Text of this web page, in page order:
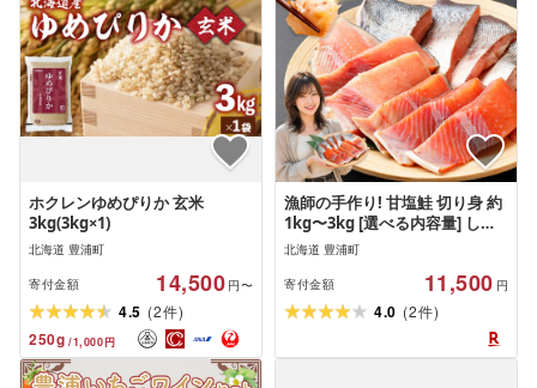
ホクレンゆめぴりか 玄米
3kg(3kg×1)
北海道 豊浦町
寄付金額 14,500 円〜
4.5 (2件)
250g /1,000円
漁師の手作り! 甘塩鮭 切り身 約
1kg〜3kg [選べる内容量] しゃ
け 鮭 さけ 切身 海産物 海鮮 カッ
ト済 小分け まとめ買い パック
冷凍 魚切り身 おかず 業務用 国
産 北海道 豊浦町 送料無料
北海道 豊浦町
寄付金額 11,500 円
4.0 (2件)